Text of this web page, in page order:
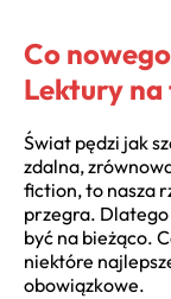
Co
Lektury
Świat pędzi jak
zdalna,
fiction, to nasza
przegra. Dlatego
być na bieżąco.
niektóre
obowiązkowe.